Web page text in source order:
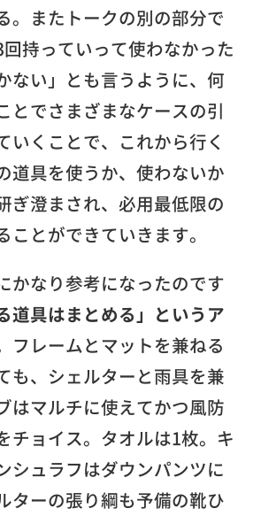
。またトークの別の部分で
持っていって使わなかった
ない」とも言うように、何
とでさまざまなケースの引
いくことで、これから行く
道具を使うか、使わないか
ぎ澄まされ、必用最低限の
ことができていきます。
かなり参考になったのです
道具はまとめる」というア
フレームとマットを兼ねる
も、シェルターと雨具を兼
はマルチに使えてかつ風防
チョイス。タオルは1枚。キ
シュラフはダウンパンツに
ターの張り綱も予備の靴ひ